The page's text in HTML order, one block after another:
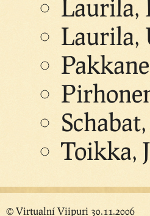
Laurila,
Laurila,
Toikka,
© Virtualní Viipuri 30.11.2006